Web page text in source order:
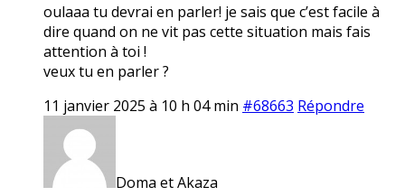
oulaaa tu devrai en parler! je sais que c’est facile à
dire quand on ne vit pas cette situation mais fais
attention à toi !
veux tu en parler ?
11 janvier 2025 à 10 h 04 min #68663 Répondre
Doma et Akaza